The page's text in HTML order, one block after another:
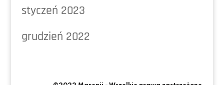
styczeń 2023
grudzień 2022